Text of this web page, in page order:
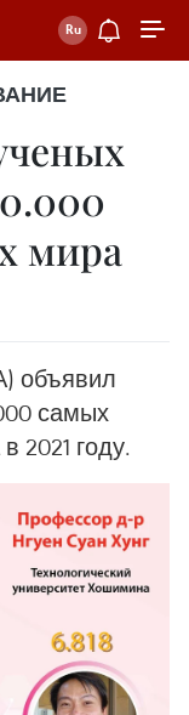
мира
объявил
самых
2021 году.